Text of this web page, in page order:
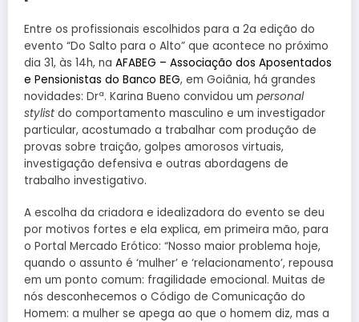
Entre os profissionais escolhidos para a 2a edição do
evento “Do Salto para o Alto” que acontece no próximo
dia 31, às 14h, na AFABEG – Associação dos Aposentados
e Pensionistas do Banco BEG, em Goiânia, há grandes
novidades: Drª. Karina Bueno convidou um personal
stylist do comportamento masculino e um investigador
particular, acostumado a trabalhar com produção de
provas sobre traição, golpes amorosos virtuais,
investigação defensiva e outras abordagens de
trabalho investigativo.
A escolha da criadora e idealizadora do evento se deu
por motivos fortes e ela explica, em primeira mão, para
o Portal Mercado Erótico: “Nosso maior problema hoje,
quando o assunto é ‘mulher’ e ‘relacionamento’, repousa
em um ponto comum: fragilidade emocional. Muitas de
nós desconhecemos o Código de Comunicação do
Homem: a mulher se apega ao que o homem diz, mas a